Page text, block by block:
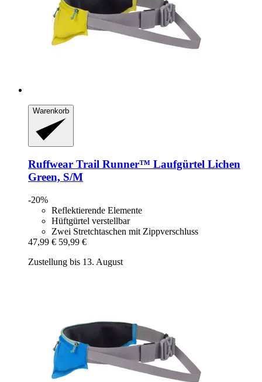
Warenkorb
Ruffwear Trail Runner™ Laufgürtel Lichen
Green, S/M
-20%
Reflektierende Elemente
Hüftgürtel verstellbar
Zwei Stretchtaschen mit Zippverschluss
47,99 € 59,99 €
Zustellung bis 13. August